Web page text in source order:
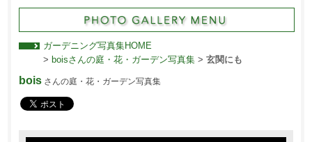
ガーデニング写真集HOME
> boisさんの庭・花・ガーデン写真集> 玄関にも
boisさんの庭・花・ガーデン写真集